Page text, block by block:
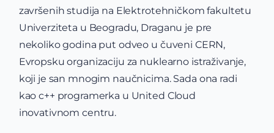
završenih studija na Elektrotehničkom fakultetu
Univerziteta u Beogradu, Draganu je pre
nekoliko godina put odveo u čuveni CERN,
Evropsku organizaciju za nuklearno istraživanje,
koji je san mnogim naučnicima. Sada ona radi
kao c++ programerka u United Cloud
inovativnom centru.